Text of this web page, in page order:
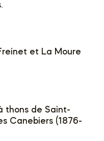
et La Moure
thons de Saint-
Canebiers (1876-